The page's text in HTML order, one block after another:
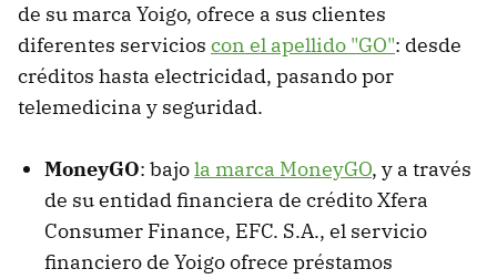
de su marca Yoigo, ofrece a sus clientes
diferentes servicios con el apellido "GO": desde
créditos hasta electricidad, pasando por
telemedicina y seguridad.
MoneyGO: bajola marca MoneyGO, y a través
de su entidad financiera de crédito Xfera
Consumer Finance, EFC. S.A., el servicio
financiero de Yoigo ofrece préstamos